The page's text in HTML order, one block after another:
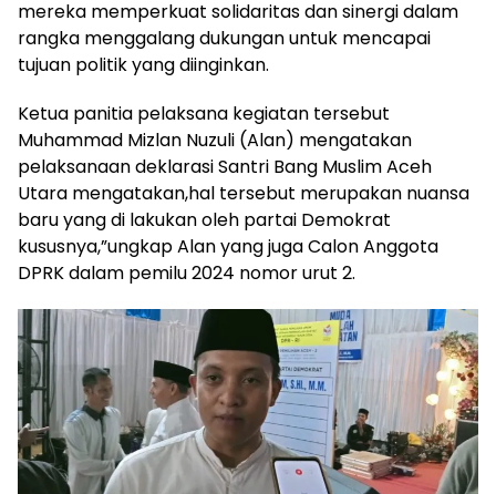
mereka memperkuat solidaritas dan sinergi dalam
rangka menggalang dukungan untuk mencapai
tujuan politik yang diinginkan.
Ketua panitia pelaksana kegiatan tersebut
Muhammad Mizlan Nuzuli (Alan) mengatakan
pelaksanaan deklarasi Santri Bang Muslim Aceh
Utara mengatakan,hal tersebut merupakan nuansa
baru yang di lakukan oleh partai Demokrat
kususnya,”ungkap Alan yang juga Calon Anggota
DPRK dalam pemilu 2024 nomor urut 2.